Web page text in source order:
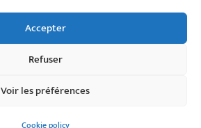
Accepter
Refuser
Voir les préférences
Cookie policy